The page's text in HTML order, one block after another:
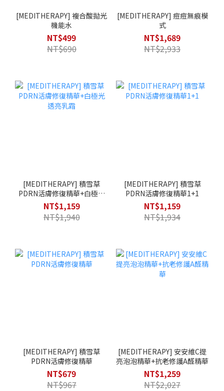
[MEDITHERAPY] 複合酸拋光
機能水
NT$499
NT$690
[MEDITHERAPY] 痘痘無痕模
式
NT$1,689
NT$2,933
[MEDITHERAPY] 積雪草
PDRN活膚修復精華+白極光
透亮乳霜
NT$1,159
NT$1,940
[MEDITHERAPY] 積雪草
PDRN活膚修復精華1+1
NT$1,159
NT$1,934
[MEDITHERAPY] 積雪草
PDRN活膚修復精華
NT$679
NT$967
[MEDITHERAPY] 安安維C提
亮泡泡精華+抗老修護A醛精華
NT$1,259
NT$2,027